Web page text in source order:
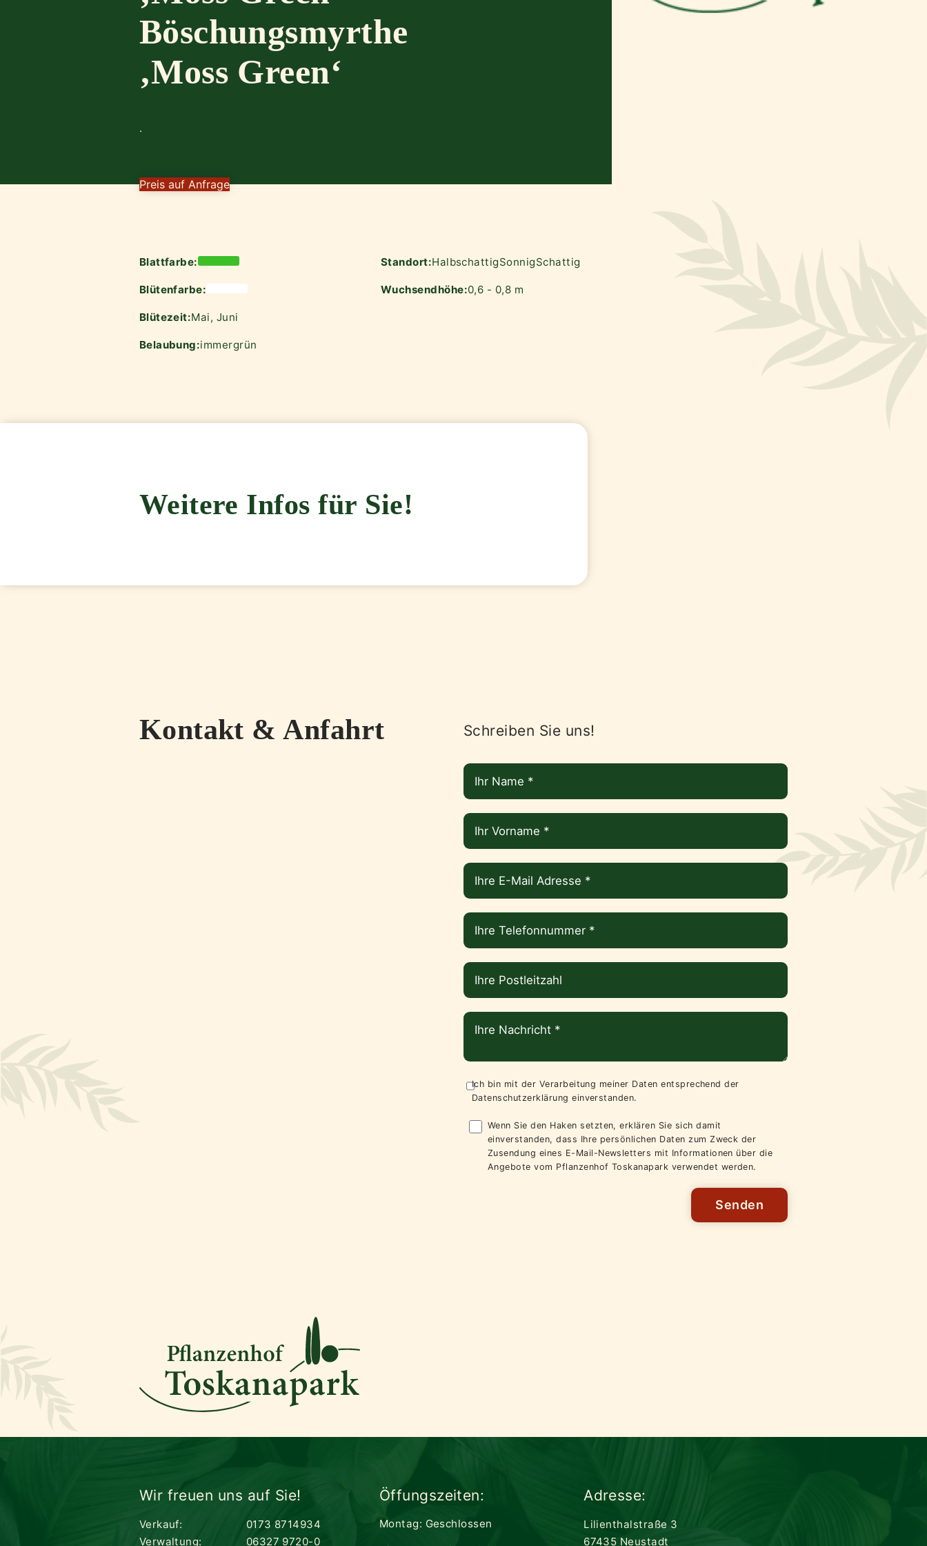
Böschungsmyrthe
‚Moss Green‘
.
Preis auf Anfrage
Blattfarbe:
Blütenfarbe:
Standort:HalbschattigSonnigSchattig
Wuchsendhöhe:0,6 - 0,8 m
Blütezeit:Mai, Juni
Belaubung:immergrün
Weitere Infos für Sie!
Kontakt & Anfahrt Schreiben Sie uns!
Ich bin mit der Verarbeitung meiner Daten entsprechend der
Datenschutzerklärung einverstanden.
Wenn Sie den Haken setzten, erklären Sie sich damit
einverstanden, dass Ihre persönlichen Daten zum Zweck der
Zusendung eines E-Mail-Newsletters mit Informationen über die
Angebote vom Pflanzenhof Toskanapark verwendet werden.
Senden
Wir freuen uns auf Sie!
Verkauf:
0173 8714934
Verwaltung:
06327 9720-0
Öffungszeiten:
Montag: Geschlossen
Adresse:
Lilienthalstraße 3
67435 Neustadt